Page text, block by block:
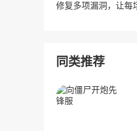
修复多项漏洞，让每
同类推荐